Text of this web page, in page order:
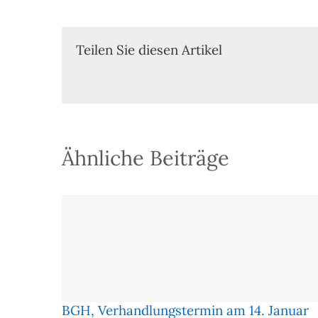
Teilen Sie diesen Artikel
Ähnliche Beiträge